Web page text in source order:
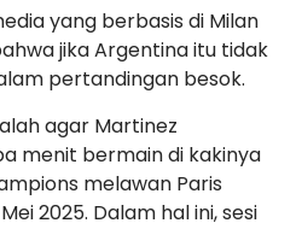
yang berbasis di Milan
jika Argentina itu tidak
pertandingan besok.
agar Martinez
menit bermain di kakinya
melawan Paris
2025. Dalam hal ini, sesi